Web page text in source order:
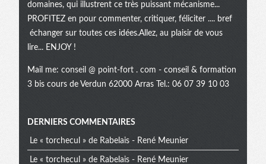
domaines, qui illustrent ce très puissant mécanisme...
PROFITEZ en pour commenter, critiquer, féliciter .... bref
échanger sur toutes ces idées.Allez, au plaisir de vous
lire... ENJOY !
Mail me: conseil @ point-fort . com - conseil & formation
3 bis cours de Verdun 62000 Arras Tel.: 06 07 39 10 03
Menu
DERNIERS COMMENTAIRES
Le « torchecul » de Rabelais - René Meunier
Le « torchecul » de Rabelais - René Meunier